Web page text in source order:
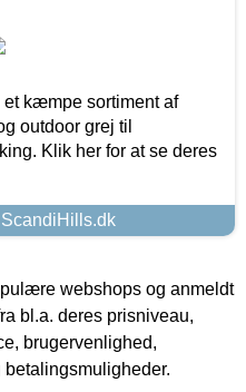
kæmpe sortiment af
outdoor grej til
Klik her for at se deres
webshops og anmeldt
bl.a. deres prisniveau,
brugervenlighed,
betalingsmuligheder.